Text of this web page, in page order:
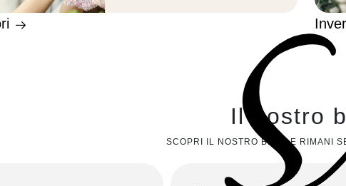
Il nostro
SCOPRI IL NOSTRO BLOG E RIMANI